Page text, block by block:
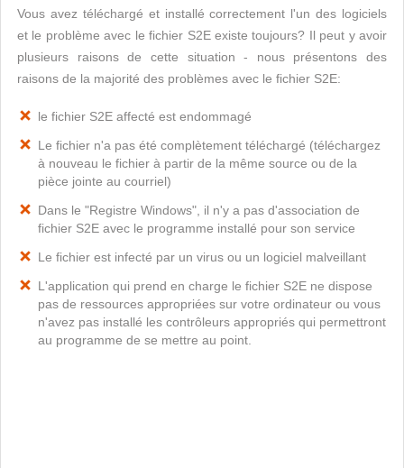
Vous avez téléchargé et installé correctement l'un des logiciels
et le problème avec le fichier S2E existe toujours? Il peut y avoir
plusieurs raisons de cette situation - nous présentons des
raisons de la majorité des problèmes avec le fichier S2E:
le fichier S2E affecté est endommagé
Le fichier n'a pas été complètement téléchargé (téléchargez
à nouveau le fichier à partir de la même source ou de la
pièce jointe au courriel)
Dans le "Registre Windows", il n'y a pas d'association de
fichier S2E avec le programme installé pour son service
Le fichier est infecté par un virus ou un logiciel malveillant
L'application qui prend en charge le fichier S2E ne dispose
pas de ressources appropriées sur votre ordinateur ou vous
n'avez pas installé les contrôleurs appropriés qui permettront
au programme de se mettre au point.